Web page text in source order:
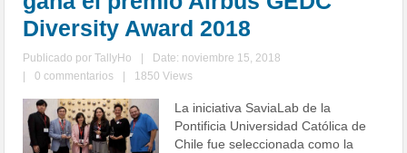
Diversity Award 2018
Publicado porTallyHo
Date: noviembre 15, 2018
0 commentarios 1850 Views
La iniciativa SaviaLab de la
Pontificia Universidad Católica de
Chile fue seleccionada como la